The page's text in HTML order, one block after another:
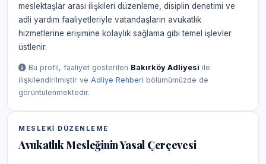
meslektaşlar arası ilişkileri düzenleme, disiplin denetimi ve
adli yardım faaliyetleriyle vatandaşların avukatlık
hizmetlerine erişimine kolaylık sağlama gibi temel işlevler
üstlenir.
Bu profil, faaliyet gösterilen Bakırköy Adliyesi ile
ilişkilendirilmiştir ve Adliye Rehberi bölümümüzde de
görüntülenmektedir.
MESLEKI DÜZENLEME
Avukatlık Mesleğinin Yasal Çerçevesi